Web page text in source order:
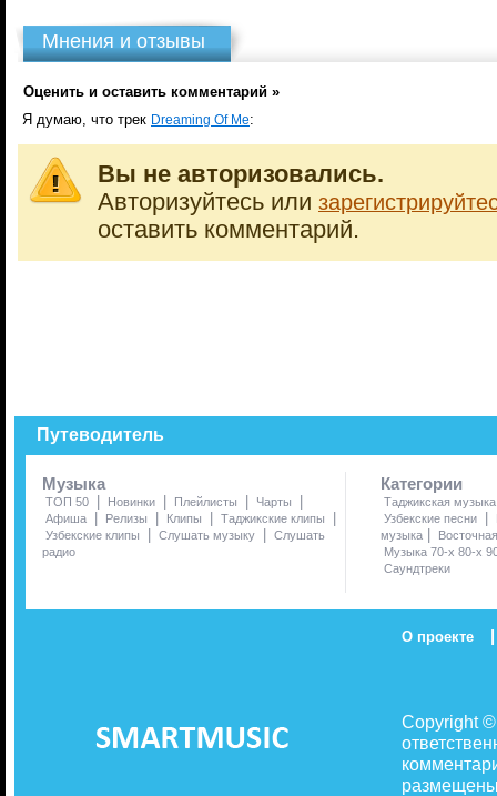
Мнения и отзывы
Оценить и оставить комментарий »
Я думаю, что трек Dreaming Of Me:
Вы не авторизовались.
Авторизуйтесь или
оставить комментарий.
Путеводитель
Музыка
ТОП 50 | Новинки | Плейлисты | Чарты |
Афиша | Релизы | Клипы | Таджикские клипы |
Узбекские клипы | Слушать музыку | Слушать
радио
Категории
Таджикская музыка
Узбекские песни
|
музыка |
Музыка 70-х 80-х
Саундтреки
О проекте |
Copyright
размещены